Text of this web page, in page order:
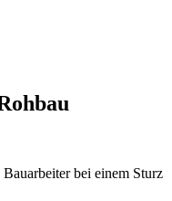
bei einem Sturz